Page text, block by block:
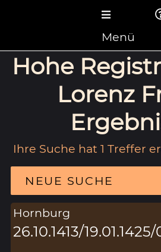
Menü
Hohe
Lorenz
Ihre Suche hat 1 Treffer
NEUE SUCHE
Hornburg
26.10.1413/